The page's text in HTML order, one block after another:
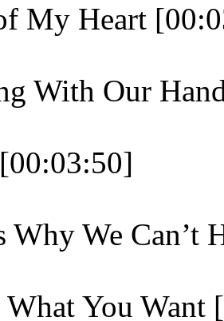
My Heart
With Our
Why We Can’t
You Want